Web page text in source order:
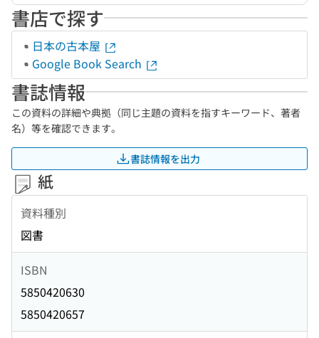
書店で探す
日本の古本屋
Google Book Search
書誌情報
この資料の詳細や典拠（同じ主題の資料を指すキーワード、著者
名）等を確認できます。
書誌情報を出力
紙
資料種別
図書
ISBN
5850420630
5850420657